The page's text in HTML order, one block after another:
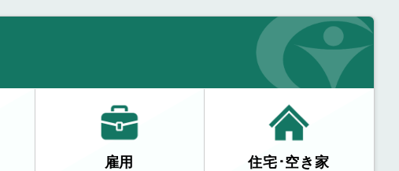
雇用 住宅･空き家